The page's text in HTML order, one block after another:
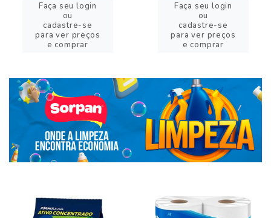
Faça seu login
ou
cadastre-se
para ver preços
e comprar
Faça seu login
ou
cadastre-se
para ver preços
e comprar